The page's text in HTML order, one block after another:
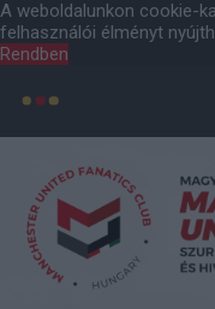
A weboldalunkon cookie-
felhasználói élményt
Rendben